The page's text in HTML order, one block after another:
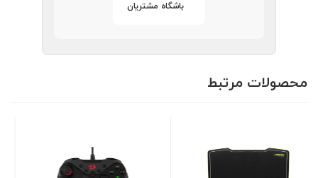
باشگاه مشتریان
محصولات مرتبط